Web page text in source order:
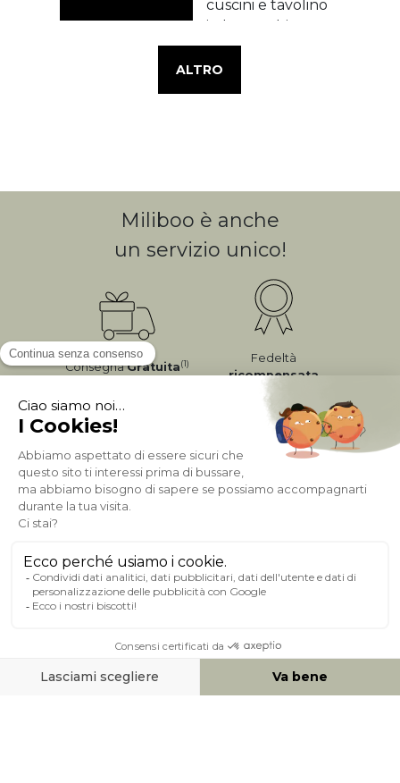
ALTRO
Miliboo è anche
un servizio unico!
ConsegnaGratuita(1)
Fedeltà
ricompensata
Pagamento sicuro
A PROPOSITO DI MILIBOO
AIUTO & CONTATTO